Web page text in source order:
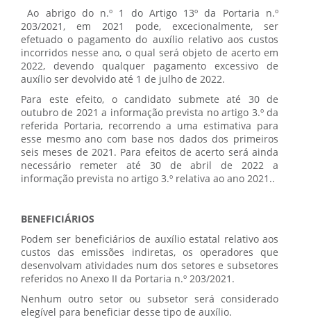
Ao abrigo do n.º 1 do Artigo 13º da Portaria n.º
203/2021, em 2021 pode, excecionalmente, ser
efetuado o pagamento do auxílio relativo aos custos
incorridos nesse ano, o qual será objeto de acerto em
2022, devendo qualquer pagamento excessivo de
auxílio ser devolvido até 1 de julho de 2022.
Para este efeito, o candidato submete até 30 de
outubro de 2021 a informação prevista no artigo 3.º da
referida Portaria, recorrendo a uma estimativa para
esse mesmo ano com base nos dados dos primeiros
seis meses de 2021. Para efeitos de acerto será ainda
necessário remeter até 30 de abril de 2022 a
informação prevista no artigo 3.º relativa ao ano 2021..
BENEFICIÁRIOS
Podem ser beneficiários de auxílio estatal relativo aos
custos das emissões indiretas, os operadores que
desenvolvam atividades num dos setores e subsetores
referidos no Anexo II da Portaria n.º 203/2021.
Nenhum outro setor ou subsetor será considerado
elegível para beneficiar desse tipo de auxílio.